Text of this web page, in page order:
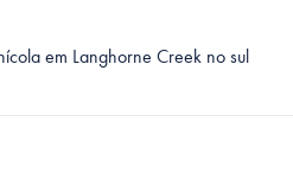
em Langhorne Creek no sul